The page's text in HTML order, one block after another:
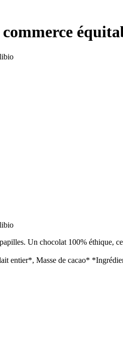
Un chocolat 100% éthique,
entier*, Masse de cacao*